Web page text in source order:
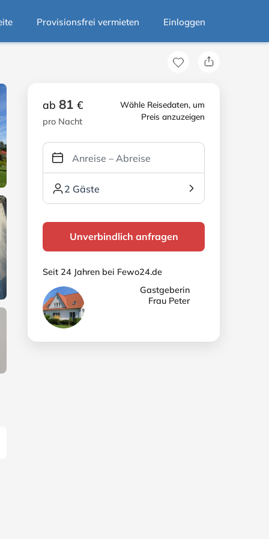
Provisionsfrei vermieten Einloggen
Wähle Reisedaten, um
Preis anzuzeigen
ab 81 €
pro Nacht
2 Gäste
Unverbindlich anfragen
Seit 24 Jahren bei Fewo24.de
Gastgeberin
Frau Peter